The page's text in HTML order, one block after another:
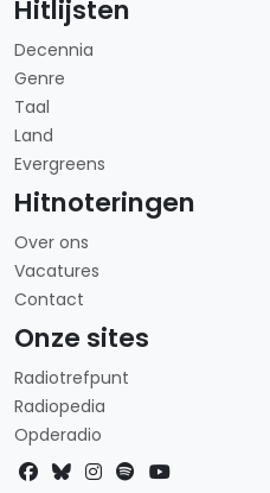
Hitlijsten
Decennia
Genre
Taal
Land
Evergreens
Hitnoteringen
Over ons
Vacatures
Contact
Onze sites
Radiotrefpunt
Radiopedia
Opderadio